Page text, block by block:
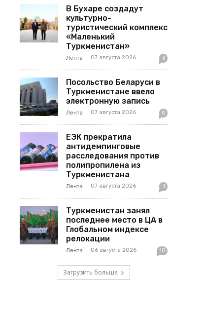
В Бухаре создадут
культурно-
туристический комплекс
«Маленький
Туркменистан»
Лента 07 августа 2026 3
Посольство Беларуси в
Туркменистане ввело
электронную запись
Лента 07 августа 2026 0
ЕЭК прекратила
антидемпинговые
расследования против
полипропилена из
Туркменистана
Лента 07 августа 2026 1
Туркменистан занял
последнее место в ЦА в
Глобальном индексе
релокации
Лента 06 августа 2026 10
Загрузить больше